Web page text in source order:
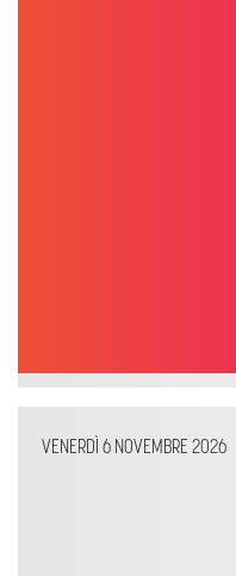
VENERDÌ 6 NOVEMBRE 2026